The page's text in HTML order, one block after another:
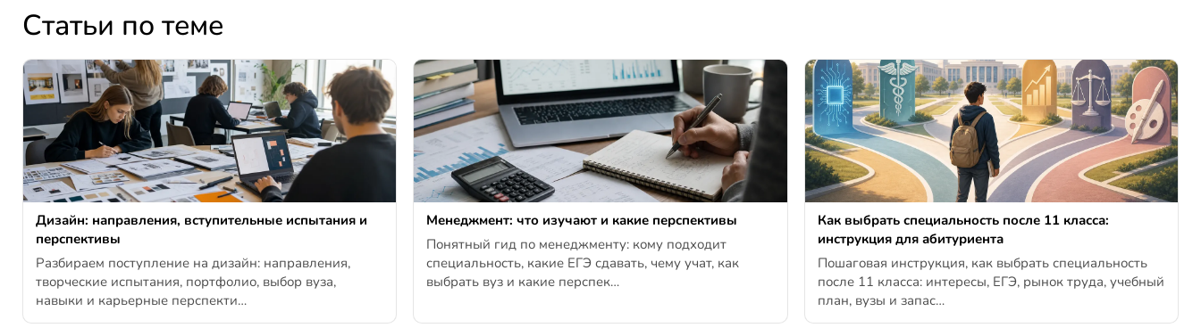
Статьи по теме
Дизайн: направления, вступительные испытания и
перспективы
Разбираем поступление на дизайн: направления,
творческие испытания, портфолио, выбор вуза,
навыки и карьерные перспекти…
Менеджмент: что изучают и какие перспективы
Понятный гид по менеджменту: кому подходит
специальность, какие ЕГЭ сдавать, чему учат, как
выбрать вуз и какие перспек…
Как выбрать специальность после 11 класса:
инструкция для абитуриента
Пошаговая инструкция, как выбрать специальность
после 11 класса: интересы, ЕГЭ, рынок труда, учебный
план, вузы и запас…